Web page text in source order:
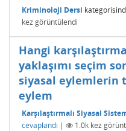
Kriminoloji Dersi
kez görüntülendi
Hangi
yaklaşımı seçim
siyasal eylemlerin
eylem
Karşılaştırmalı Siyasal
cevaplandı | 1.0k kez